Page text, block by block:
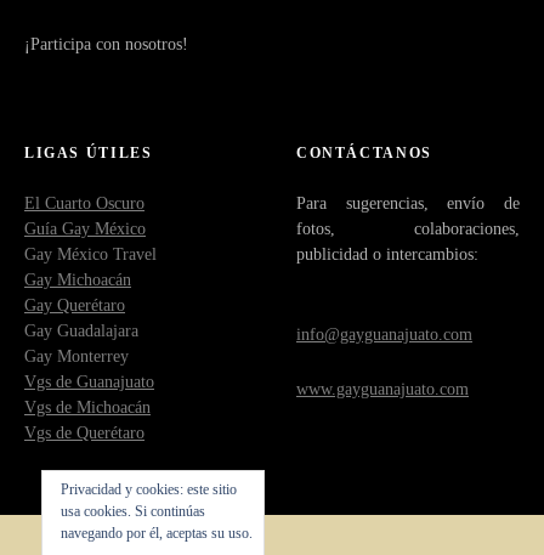
¡Participa con nosotros!
LIGAS ÚTILES
El Cuarto Oscuro
Guía Gay México
Gay México Travel
Gay Michoacán
Gay Querétaro
Gay Guadalajara
Gay Monterrey
Vgs de Guanajuato
Vgs de Michoacán
Vgs de Querétaro
CONTÁCTANOS
Para sugerencias, envío de
fotos, colaboraciones,
publicidad o intercambios:
info@gayguanajuato.com
www.gayguanajuato.com
Privacidad y cookies: este sitio
usa cookies. Si continúas
navegando por él, aceptas su uso.